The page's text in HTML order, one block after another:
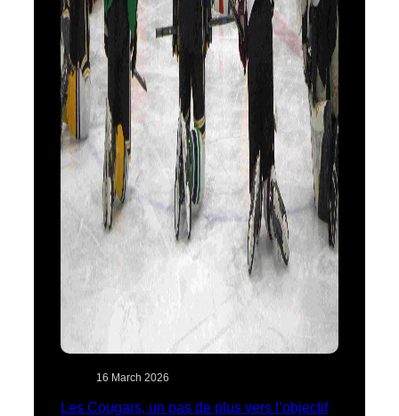
16 March 2026
Les Cougars, un pas de plus vers l’objectif